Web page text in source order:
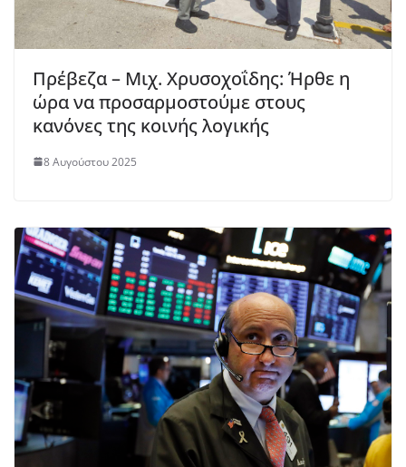
Πρέβεζα – Μιχ. Χρυσοχοΐδης: Ήρθε η
ώρα να προσαρμοστούμε στους
κανόνες της κοινής λογικής
8 Αυγούστου 2025